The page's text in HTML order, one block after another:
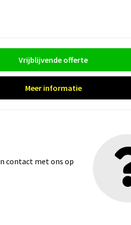
Vrijblijvende offerte
Meer informatie
contact met ons op